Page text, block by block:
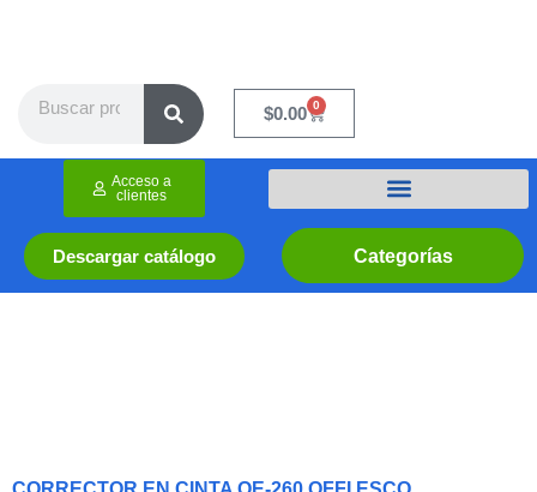
$0.00 0
Cart
Categorías
Descargar catálogo
Acceso a
clientes